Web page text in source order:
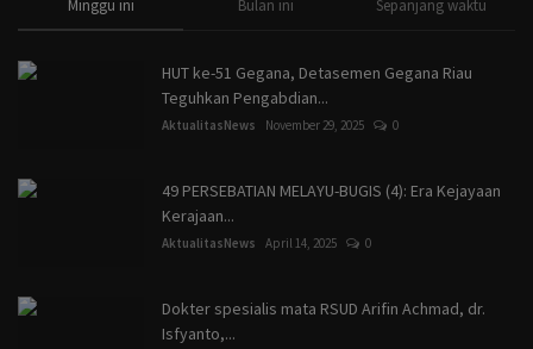
Minggu ini Bulan ini Sepanjang waktu
HUT ke-51 Gegana, Detasemen Gegana Riau
Teguhkan Pengabdian...
AktualitasNews November 29, 2025 0
49 PERSEBATIAN MELAYU-BUGIS (4): Era Kejayaan
Kerajaan...
AktualitasNews April 14, 2025 0
Dokter spesialis mata RSUD Arifin Achmad, dr.
Isfyanto,...